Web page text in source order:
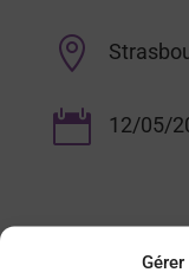

 12/05/